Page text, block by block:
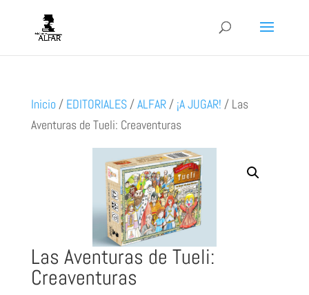
Inicio / EDITORIALES/ALFAR/ ¡A JUGAR! / Las
Aventuras de Tueli: Creaventuras
Las Aventuras de Tueli:
Creaventuras